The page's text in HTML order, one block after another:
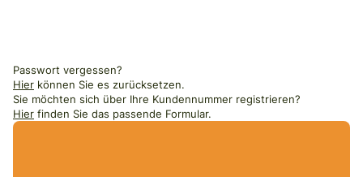
Passwort vergessen?
Hier können Sie es zurücksetzen.
Sie möchten sich über Ihre Kundennummer registrieren?
Hier finden Sie das passende Formular.